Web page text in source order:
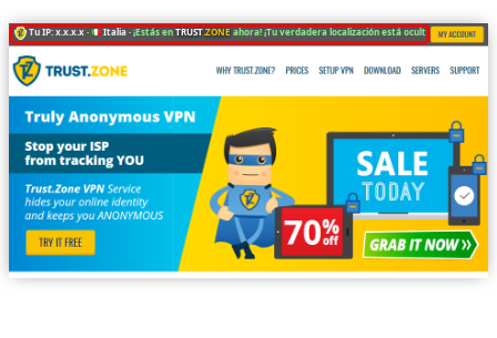
Tu IP: x.x.x.x · Italia ·¡Estás enTRUST.ZONE ahora! ¡Tu verdadera localización está oculta!